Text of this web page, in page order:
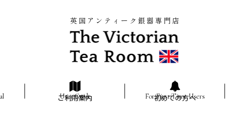
英国アンティーク銀器専門店
ご利用案内 初めての方へ